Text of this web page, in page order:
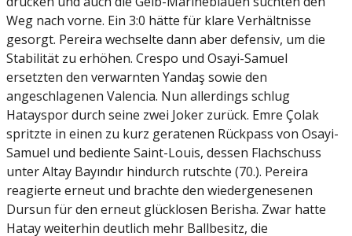
Weg nach vorne. Ein 3:0 hätte für klare Verhältnisse
gesorgt. Pereira wechselte dann aber defensiv, um die
Stabilität zu erhöhen. Crespo und Osayi-Samuel
ersetzten den verwarnten Yandaş sowie den
angeschlagenen Valencia. Nun allerdings schlug
Hatayspor durch seine zwei Joker zurück. Emre Çolak
spritzte in einen zu kurz geratenen Rückpass von Osayi-
Samuel und bediente Saint-Louis, dessen Flachschuss
unter Altay Bayındır hindurch rutschte (70.). Pereira
reagierte erneut und brachte den wiedergenesenen
Dursun für den erneut glücklosen Berisha. Zwar hatte
Hatay weiterhin deutlich mehr Ballbesitz, die